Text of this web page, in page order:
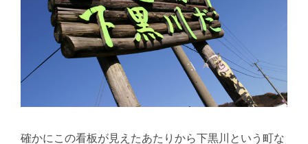
確かにこの看板が見えたあたりから下黒川という町な